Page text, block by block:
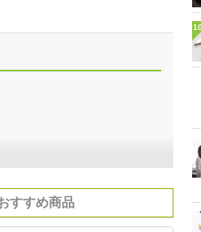
すすめ商品